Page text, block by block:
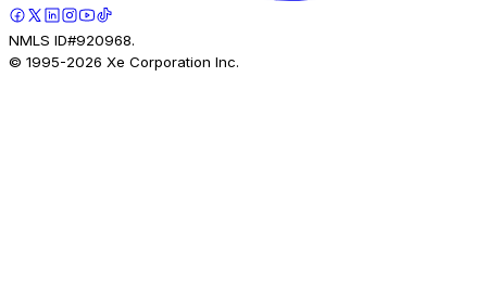
NMLS ID#920968.
© 1995-2026 Xe Corporation Inc.